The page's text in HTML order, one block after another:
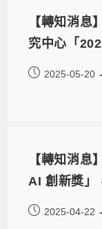
【轉知消息
究中心「
2025-05-20
【轉知消息
AI 創新獎」
2025-04-22